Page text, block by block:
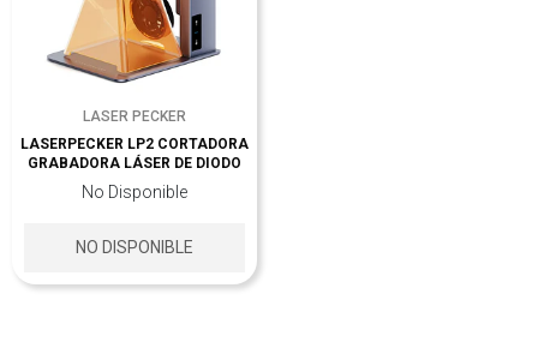
LASER PECKER
LASERPECKER LP2 CORTADORA
GRABADORA LÁSER DE DIODO
No Disponible
NO DISPONIBLE